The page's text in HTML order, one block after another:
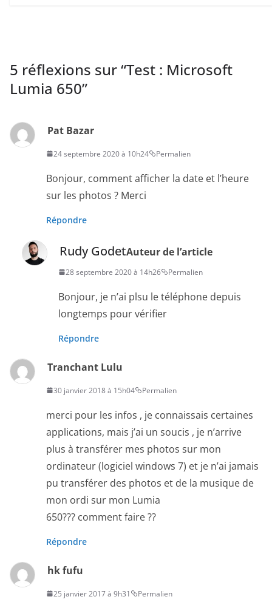
5 réflexions sur “Test : Microsoft
Lumia 650”
Pat Bazar
24 septembre 2020 à 10h24 Permalien
Bonjour, comment afficher la date et l’heure
sur les photos ? Merci
Répondre
Rudy GodetAuteur de l’article
28 septembre 2020 à 14h26 Permalien
Bonjour, je n’ai plsu le téléphone depuis
longtemps pour vérifier
Répondre
Tranchant Lulu
30 janvier 2018 à 15h04 Permalien
merci pour les infos , je connaissais certaines
applications, mais j’ai un soucis , je n’arrive
plus à transférer mes photos sur mon
ordinateur (logiciel windows 7) et je n’ai jamais
pu transférer des photos et de la musique de
mon ordi sur mon Lumia
650??? comment faire ??
Répondre
hk fufu
25 janvier 2017 à 9h31 Permalien